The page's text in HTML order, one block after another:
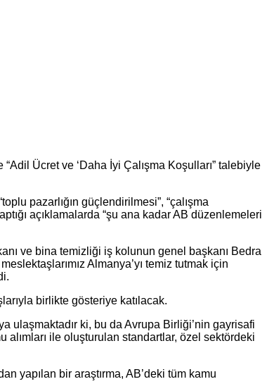
Ücret ve ‘Daha İyi Çalışma Koşulları” talebiyle
pazarlığın güçlendirilmesi”, “çalışma
açıklamalarda “şu ana kadar AB düzenlemeleri
ve bina temizliği iş kolunun genel başkanı Bedra
Almanya’yı temiz tutmak için
birlikte gösteriye katılacak.
ulaşmaktadır ki, bu da Avrupa Birliği’nin gayrisafi
alımları ile oluşturulan standartlar, özel sektördeki
yapılan bir araştırma, AB’deki tüm kamu